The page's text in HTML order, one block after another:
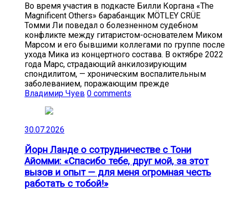
Во время участия в подкасте Билли Коргана «The
Magnificent Others» барабанщик MÖTLEY CRÜE
Томми Ли поведал о болезненном судебном
конфликте между гитаристом-основателем Миком
Марсом и его бывшими коллегами по группе после
ухода Мика из концертного состава. В октябре 2022
года Марс, страдающий анкилозирующим
спондилитом, — хроническим воспалительным
заболеванием, поражающим прежде
Владимир Чуев 0 comments
30.07.2026
Йорн Ланде о сотрудничестве с Тони
Айомми: «Спасибо тебе, друг мой, за этот
вызов и опыт — для меня огромная честь
работать с тобой!»